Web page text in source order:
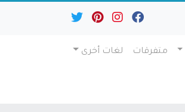
متفرقات لغات أخرى